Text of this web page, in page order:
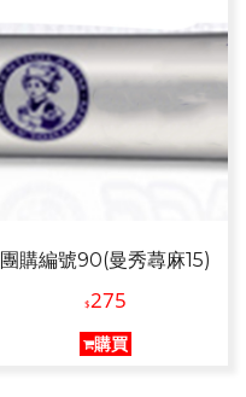
團購編號90(曼秀蕁麻15)
$275
購買